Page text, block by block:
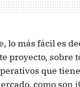
lo más fácil es
proyecto, sobre
que
como son